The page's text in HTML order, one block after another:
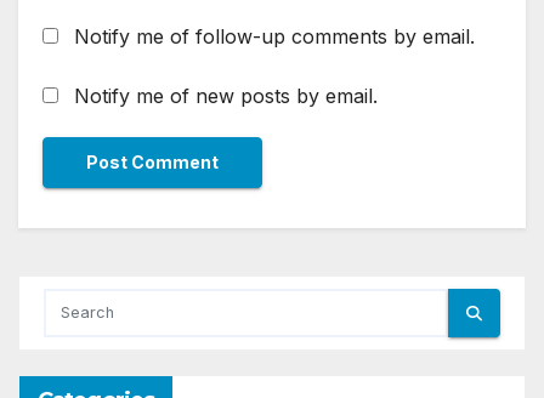
Notify me of follow-up comments by email.
Notify me of new posts by email.